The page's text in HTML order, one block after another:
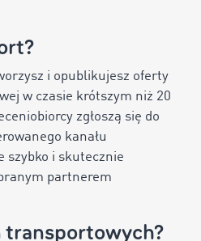
i opublikujesz oferty
w czasie krótszym niż 20
zgłoszą się do
kanału
szybko i skutecznie
partnerem
transportowych?